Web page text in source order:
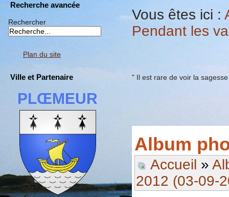
Recherche avancée
Rechercher
Plan du site
Ville et Partenaire
PLŒMEUR
Vous êtes ici :
Pendant les
" Il est rare de voir la
Album
Accueil »
2012 (03-09-